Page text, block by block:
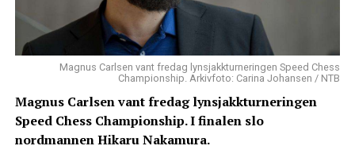
Magnus Carlsen vant fredag lynsjakkturneringen Speed Chess
Championship. Arkivfoto: Carina Johansen / NTB
Magnus Carlsen vant fredag lynsjakkturneringen
Speed Chess Championship. I finalen slo
nordmannen Hikaru Nakamura.